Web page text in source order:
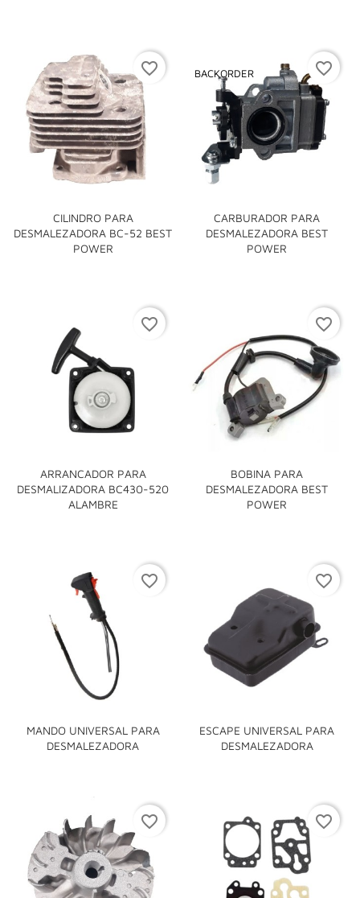
CILINDRO PARA
DESMALEZADORA BC-52 BEST
POWER
favorite_border
CARBURADOR PARA
DESMALEZADORA BEST
POWER
BACKORDER favorite_border
ARRANCADOR PARA
DESMALIZADORA BC430-520
ALAMBRE
favorite_border
BOBINA PARA
DESMALEZADORA BEST
POWER
favorite_border
MANDO UNIVERSAL PARA
DESMALEZADORA
favorite_border
ESCAPE UNIVERSAL PARA
DESMALEZADORA
favorite_border
favorite_border favorite_border